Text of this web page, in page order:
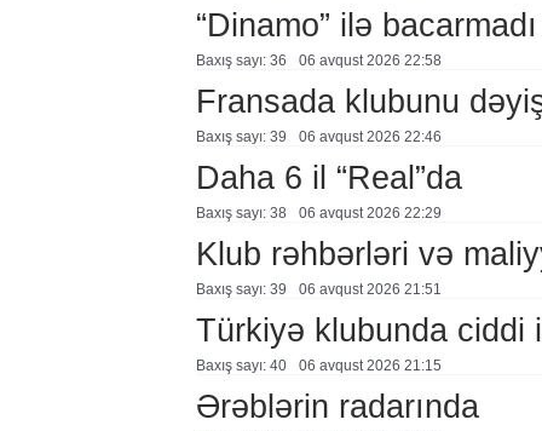
“Dinamo” ilə bacarmadı
Baxış sayı: 36 06 avqust 2026 22:58
Fransada klubunu
Baxış sayı: 39 06 avqust 2026 22:46
Daha 6 il “Real”da
Baxış sayı: 38 06 avqust 2026 22:29
Klub rəhbərləri və
Baxış sayı: 39 06 avqust 2026 21:51
Türkiyə klubunda ciddi
Baxış sayı: 40 06 avqust 2026 21:15
Ərəblərin radarında